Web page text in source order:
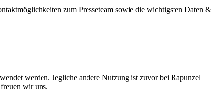
zum Presseteam sowie die wichtigsten Daten &
werden. Jegliche andere Nutzung ist zuvor bei Rapunzel
wir uns.